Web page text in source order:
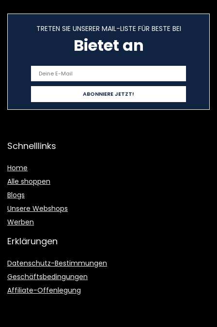
TRETEN SIE UNSERER MAIL-LISTE FÜR BESTE BEI
Bietet an
Schnelllinks
Home
Alle shoppen
Blogs
Unsere Webshops
Werben
Erklärungen
Datenschutz-Bestimmungen
Geschäftsbedingungen
Affiliate-Offenlegung